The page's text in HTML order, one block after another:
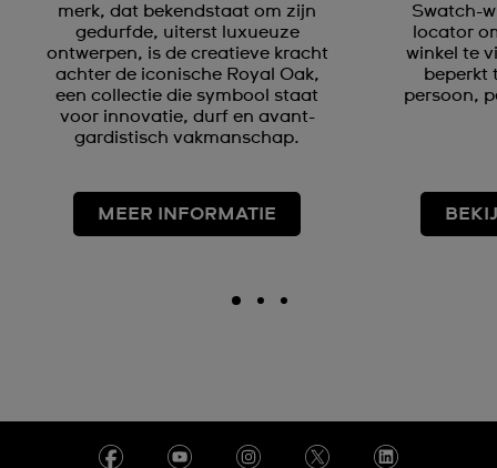
merk, dat bekendstaat om zijn
gedurfde, uiterst luxueuze
ontwerpen, is de creatieve kracht
achter de iconische Royal Oak,
een collectie die symbool staat
voor innovatie, durf en avant-
gardistisch vakmanschap.
MEER INFORMATIE
Swatch-
locator
winkel te
beperkt
persoon,